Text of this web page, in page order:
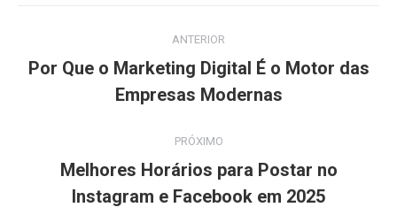
de
ANTERIOR
Post
anterior:
Por Que o Marketing Digital É o Motor das
Empresas Modernas
PRÓXIMO
Próximo
post:
Melhores Horários para Postar no
Instagram e Facebook em 2025